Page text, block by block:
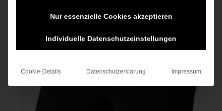
Preis
war:
ist:
Nur essenzielle Cookies akzeptieren
Individuelle Datenschutzeinstellungen
Cookie-Details Datenschutzerklärung Impressum